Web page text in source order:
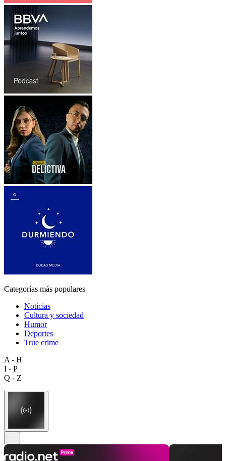
Categorías más populares
Noticias
Cultura y sociedad
Humor
Deportes
True crime
A - H
I - P
Q - Z